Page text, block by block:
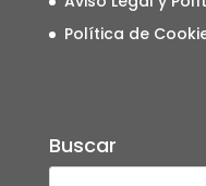
Política de
Buscar